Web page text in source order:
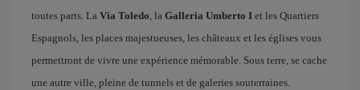
toutes parts. La Via Toledo , la Galleria Umberto I et les Quartiers
Espagnols, les places majestueuses, les châteaux et les églises vous
permettront de vivre une expérience mémorable. Sous terre, se cache
une autre ville, pleine de tunnels et de galeries souterraines.